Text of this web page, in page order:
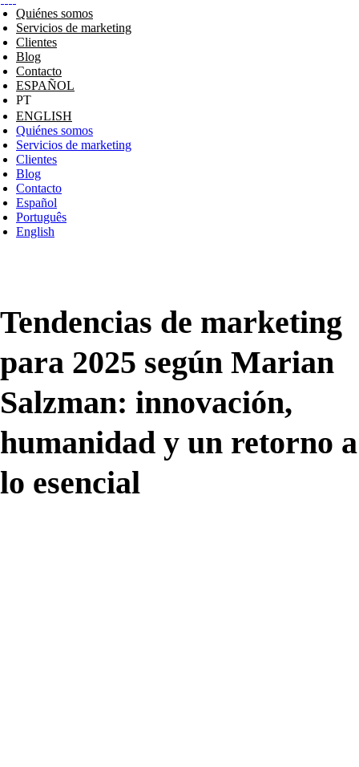
Quiénes somos
Servicios de marketing
Clientes
Blog
Contacto
ESPAÑOL
ENGLISH
Quiénes somos
Servicios de marketing
Clientes
Blog
Contacto
Español
Português
English
Tendencias de marketing
para 2025 según Marian
Salzman: innovación,
humanidad y un retorno a
lo esencial